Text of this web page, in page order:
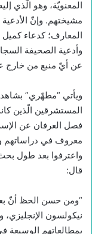
المعنويّة، وهو الّذي
مشيختهم. وإنّ الأدعية
المعارف؛ كدعاء كميل
وأدعية الصحيفة
عن أيّ منبع من خارج
ويأتي “مطهّري”
المستشرقين الّذين
فصل العرفان عن
معروف في دراساتهم
واعترفوا بعد طول
قال:
“ومن حسن الحظ أنّ
نيكولسون
بمطالعاتهم الوسيعة